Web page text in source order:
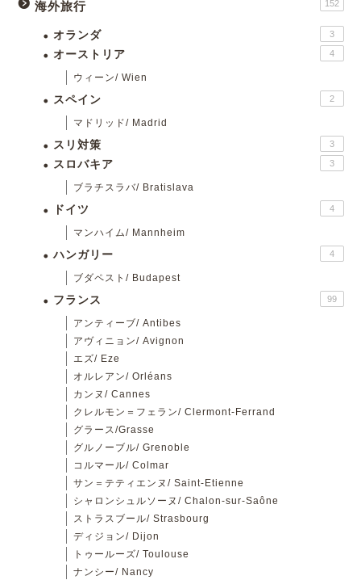
海外旅行 152
オランダ 3
オーストリア 4
ウィーン/ Wien
スペイン 2
マドリッド/ Madrid
スリ対策 3
スロバキア 3
ブラチスラバ/ Bratislava
ドイツ 4
マンハイム/ Mannheim
ハンガリー 4
ブダペスト/ Budapest
フランス 99
アンティーブ/ Antibes
アヴィニョン/ Avignon
エズ/ Eze
オルレアン/ Orléans
カンヌ/ Cannes
クレルモン＝フェラン/ Clermont-Ferrand
グラース/Grasse
グルノーブル/ Grenoble
コルマール/ Colmar
サン＝テティエンヌ/ Saint-Etienne
シャロンシュルソーヌ/ Chalon-sur-Saône
ストラスブール/ Strasbourg
ディジョン/ Dijon
トゥールーズ/ Toulouse
ナンシー/ Nancy